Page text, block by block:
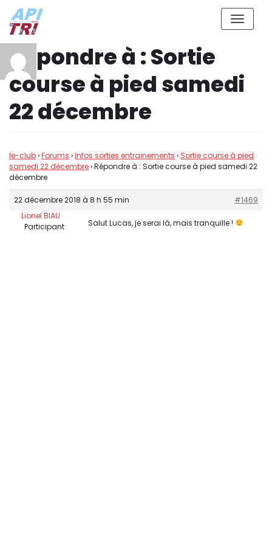
Aller
contenu
Répondre à : Sortie
course à pied samedi
22 décembre
le-club›Forums ›Infos sorties entrainements › Sortie course à pied
samedi 22 décembre›Répondre à : Sortie course à pied samedi 22
décembre
22 décembre 2018 à 8 h 55 min
#1469
Lionel BIAU
Participant
Salut Lucas, je serai là, mais tranquille !